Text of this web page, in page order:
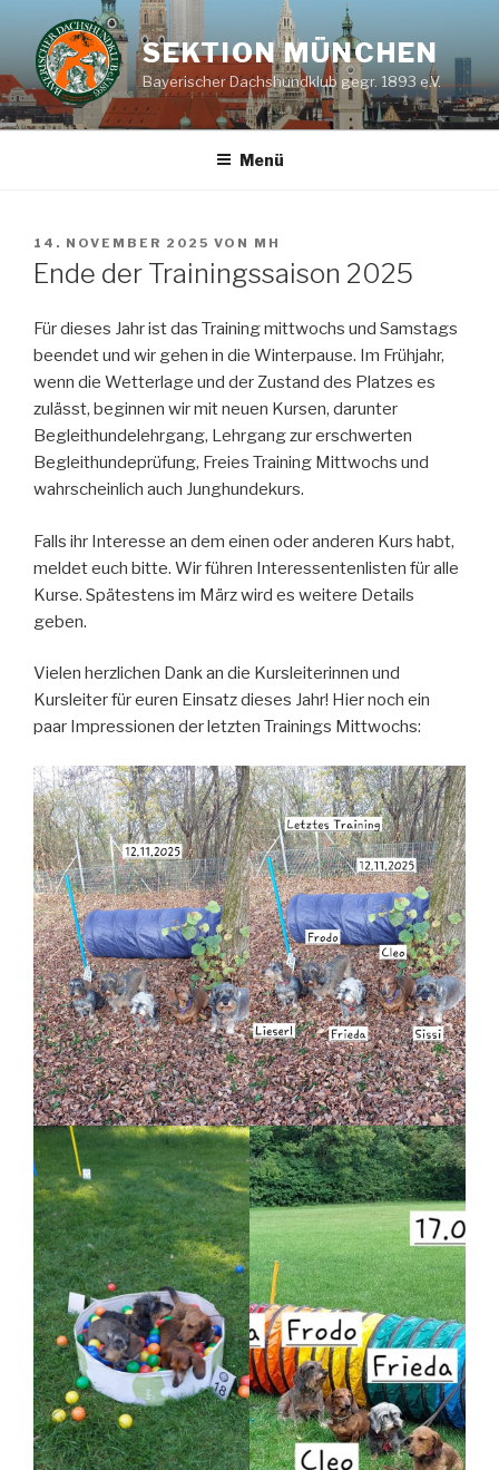
Inhalt
springen
SEKTION MÜNCHEN
Bayerischer Dachshundklub gegr. 1893 e.V.
Menü
VERÖFFENTLICHT
AM
14. NOVEMBER 2025 VON MH
Ende der Trainingssaison 2025
Für dieses Jahr ist das Training mittwochs und Samstags
beendet und wir gehen in die Winterpause. Im Frühjahr,
wenn die Wetterlage und der Zustand des Platzes es
zulässt, beginnen wir mit neuen Kursen, darunter
Begleithundelehrgang, Lehrgang zur erschwerten
Begleithundeprüfung, Freies Training Mittwochs und
wahrscheinlich auch Junghundekurs.
Falls ihr Interesse an dem einen oder anderen Kurs habt,
meldet euch bitte. Wir führen Interessentenlisten für alle
Kurse. Spätestens im März wird es weitere Details
geben.
Vielen herzlichen Dank an die Kursleiterinnen und
Kursleiter für euren Einsatz dieses Jahr! Hier noch ein
paar Impressionen der letzten Trainings Mittwochs: